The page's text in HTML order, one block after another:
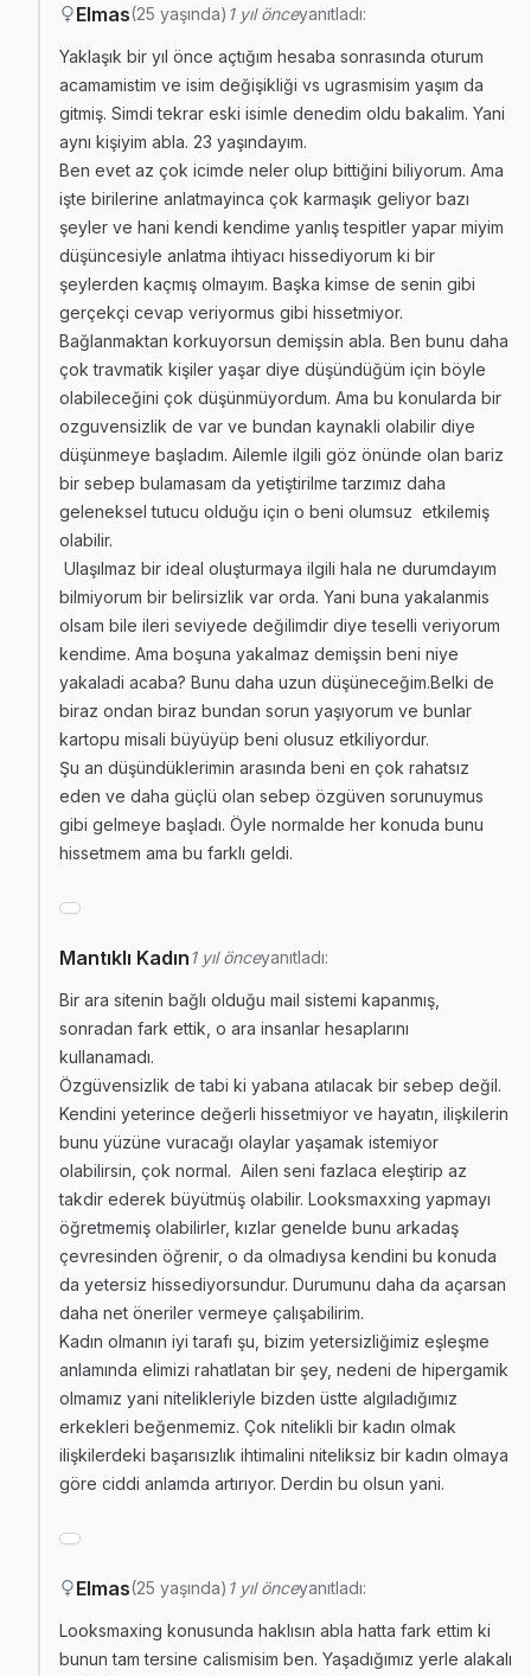
Elmas(25 yaşında) 1 yıl önceyanıtladı:
Yaklaşık bir yıl önce açtığım hesaba sonrasında oturum
acamamistim ve isim değişikliği vs ugrasmisim yaşım da
gitmiş. Simdi tekrar eski isimle denedim oldu bakalim. Yani
aynı kişiyim abla. 23 yaşındayım.
Ben evet az çok icimde neler olup bittiğini biliyorum. Ama
işte birilerine anlatmayinca çok karmaşık geliyor bazı
şeyler ve hani kendi kendime yanlış tespitler yapar miyim
düşüncesiyle anlatma ihtiyacı hissediyorum ki bir
şeylerden kaçmış olmayım. Başka kimse de senin gibi
gerçekçi cevap veriyormus gibi hissetmiyor.
Bağlanmaktan korkuyorsun demişsin abla. Ben bunu daha
çok travmatik kişiler yaşar diye düşündüğüm için böyle
olabileceğini çok düşünmüyordum. Ama bu konularda bir
ozguvensizlik de var ve bundan kaynakli olabilir diye
düşünmeye başladım. Ailemle ilgili göz önünde olan bariz
bir sebep bulamasam da yetiştirilme tarzımız daha
geleneksel tutucu olduğu için o beni olumsuz etkilemiş
olabilir.
Ulaşılmaz bir ideal oluşturmaya ilgili hala ne durumdayım
bilmiyorum bir belirsizlik var orda. Yani buna yakalanmis
olsam bile ileri seviyede değilimdir diye teselli veriyorum
kendime. Ama boşuna yakalmaz demişsin beni niye
yakaladi acaba? Bunu daha uzun düşüneceğim.Belki de
biraz ondan biraz bundan sorun yaşıyorum ve bunlar
kartopu misali büyüyüp beni olusuz etkiliyordur.
Şu an düşündüklerimin arasında beni en çok rahatsız
eden ve daha güçlü olan sebep özgüven sorunuymus
gibi gelmeye başladı. Öyle normalde her konuda bunu
hissetmem ama bu farklı geldi.
Mantıklı Kadın1 yıl önceyanıtladı:
Bir ara sitenin bağlı olduğu mail sistemi kapanmış,
sonradan fark ettik, o ara insanlar hesaplarını
kullanamadı.
Özgüvensizlik de tabi ki yabana atılacak bir sebep değil.
Kendini yeterince değerli hissetmiyor ve hayatın, ilişkilerin
bunu yüzüne vuracağı olaylar yaşamak istemiyor
olabilirsin, çok normal. Ailen seni fazlaca eleştirip az
takdir ederek büyütmüş olabilir. Looksmaxxing yapmayı
öğretmemiş olabilirler, kızlar genelde bunu arkadaş
çevresinden öğrenir, o da olmadıysa kendini bu konuda
da yetersiz hissediyorsundur. Durumunu daha da açarsan
daha net öneriler vermeye çalışabilirim.
Kadın olmanın iyi tarafı şu, bizim yetersizliğimiz eşleşme
anlamında elimizi rahatlatan bir şey, nedeni de hipergamik
olmamız yani nitelikleriyle bizden üstte algıladığımız
erkekleri beğenmemiz. Çok nitelikli bir kadın olmak
ilişkilerdeki başarısızlık ihtimalini niteliksiz bir kadın olmaya
göre ciddi anlamda artırıyor. Derdin bu olsun yani.
Elmas(25 yaşında) 1 yıl önceyanıtladı:
Looksmaxing konusunda haklısın abla hatta fark ettim ki
bunun tam tersine calismisim ben. Yaşadığımız yerle alakalı